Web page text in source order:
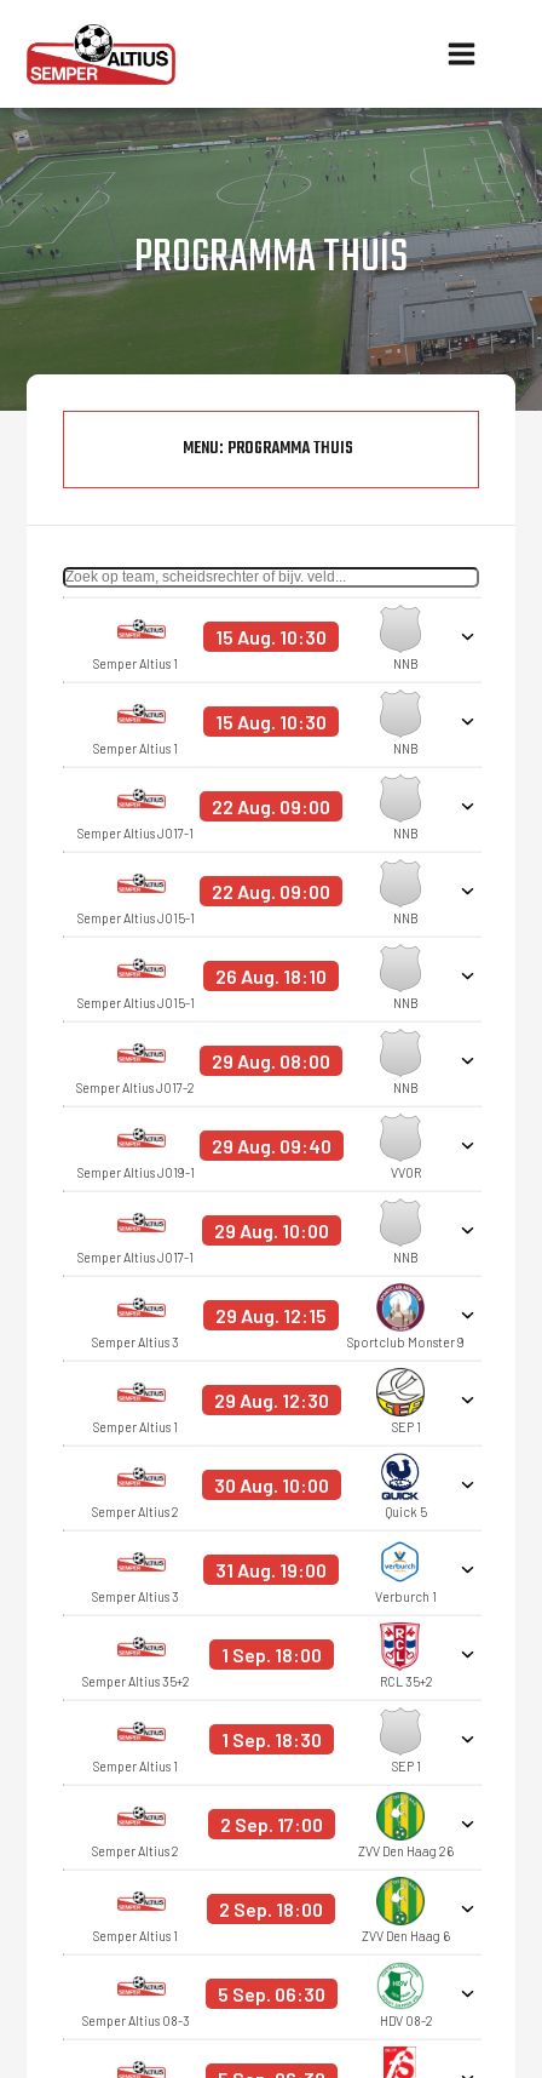
PROGRAMMA THUIS
MENU: PROGRAMMA THUIS
Semper Altius 1
15 Aug. 10:30
NNB
Semper Altius 1
15 Aug. 10:30
NNB
Semper Altius JO17-1
22 Aug. 09:00
NNB
Semper Altius JO15-1
22 Aug. 09:00
NNB
Semper Altius JO15-1
26 Aug. 18:10
NNB
Semper Altius JO17-2
29 Aug. 08:00
NNB
Semper Altius JO19-1
29 Aug. 09:40
VVOR
Semper Altius JO17-1
29 Aug. 10:00
NNB
Semper Altius 3
29 Aug. 12:15
Sportclub Monster 9
Semper Altius 1
29 Aug. 12:30
SEP 1
Semper Altius 2
30 Aug. 10:00
Quick 5
Semper Altius 3
31 Aug. 19:00
Verburch 1
Semper Altius 35+2
1 Sep. 18:00
RCL 35+2
Semper Altius 1
1 Sep. 18:30
SEP 1
Semper Altius 2
2 Sep. 17:00
ZVV Den Haag 26
Semper Altius 1
2 Sep. 18:00
ZVV Den Haag 6
Semper Altius O8-3
5 Sep. 06:30
HDV O8-2